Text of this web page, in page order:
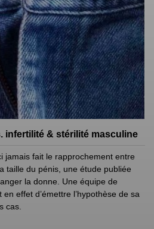
infertilité & stérilité masculine
jamais fait le rapprochement entre
taille du pénis, une étude publiée
la donne. Une équipe de
effet d’émettre l’hypothèse de sa
cas.